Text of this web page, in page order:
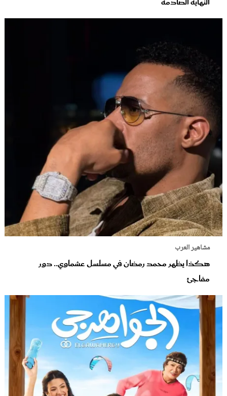
مشاهير العرب
هكذا يظهر محمد رمضان في مسلسل عشماوي.. دور
مفاجئ